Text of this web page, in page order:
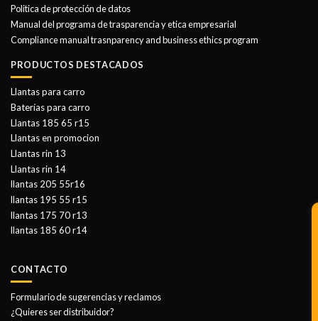
Politica de protección de datos
Manual del programa de trasparencia y etica empresarial
Compliance manual trasnparency and business ethics program
PRODUCTOS DESTACADOS
Llantas para carro
Baterías para carro
Llantas 185 65 r15
Llantas en promocion
Llantas rin 13
Llantas rin 14
llantas 205 55r16
llantas 195 55 r15
llantas 175 70 r13
llantas 185 60 r14
CONTACTO
Formulario de sugerencias y reclamos
¿Quieres ser distribuidor?